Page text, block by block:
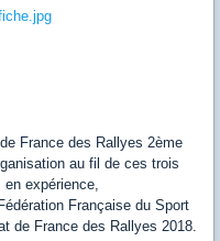
France des Rallyes 2ème
au fil de ces trois
en expérience,
Française du Sport
de France des Rallyes 2018.